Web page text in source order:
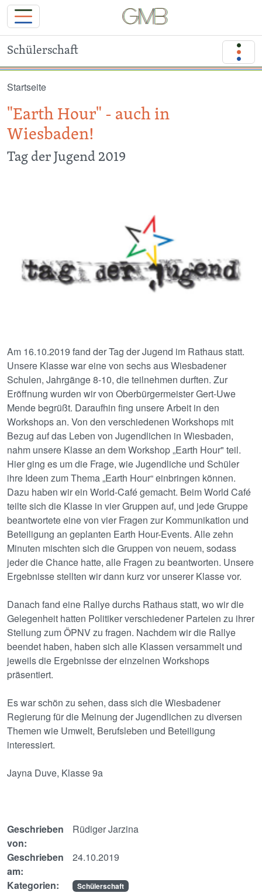
Schülerschaft
Startseite
"Earth Hour" - auch in
Wiesbaden!
Tag der Jugend 2019
Am 16.10.2019 fand der Tag der Jugend im Rathaus statt.
Unsere Klasse war eine von sechs aus Wiesbadener
Schulen, Jahrgänge 8-10, die teilnehmen durften. Zur
Eröffnung wurden wir von Oberbürgermeister Gert-Uwe
Mende begrüßt. Daraufhin fing unsere Arbeit in den
Workshops an. Von den verschiedenen Workshops mit
Bezug auf das Leben von Jugendlichen in Wiesbaden,
nahm unsere Klasse an dem Workshop „Earth Hour" teil.
Hier ging es um die Frage, wie Jugendliche und Schüler
ihre Ideen zum Thema „Earth Hour“ einbringen können.
Dazu haben wir ein World-Café gemacht. Beim World Café
teilte sich die Klasse in vier Gruppen auf, und jede Gruppe
beantwortete eine von vier Fragen zur Kommunikation und
Beteiligung an geplanten Earth Hour-Events. Alle zehn
Minuten mischten sich die Gruppen von neuem, sodass
jeder die Chance hatte, alle Fragen zu beantworten. Unsere
Ergebnisse stellten wir dann kurz vor unserer Klasse vor.
Danach fand eine Rallye durchs Rathaus statt, wo wir die
Gelegenheit hatten Politiker verschiedener Parteien zu ihrer
Stellung zum ÖPNV zu fragen. Nachdem wir die Rallye
beendet haben, haben sich alle Klassen versammelt und
jeweils die Ergebnisse der einzelnen Workshops
präsentiert.
Es war schön zu sehen, dass sich die Wiesbadener
Regierung für die Meinung der Jugendlichen zu diversen
Themen wie Umwelt, Berufsleben und Beteiligung
interessiert.
Jayna Duve, Klasse 9a
Geschrieben
von:
Rüdiger Jarzina
Geschrieben
am:
24.10.2019
Kategorien: Schülerschaft